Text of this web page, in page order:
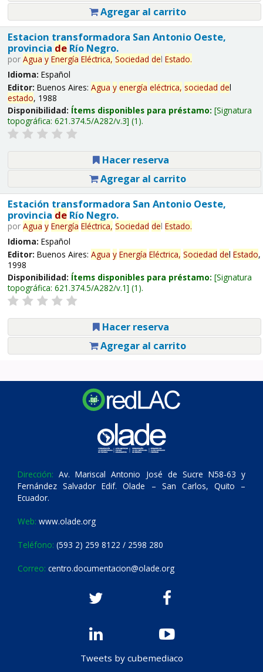
Agregar al carrito
Estacion transformadora San Antonio Oeste,
provincia deRío Negro.
por Agua y Energía Eléctrica, Sociedad del Estado.
Idioma: Español
Editor: Buenos Aires: Agua y energía eléctrica, sociedad del
estado, 1988
Disponibilidad: Ítems disponibles para préstamo: Signatura
topográfica: 621.374.5/A282/v.3 (1).
Hacer reserva
Agregar al carrito
Estación transformadora San Antonio Oeste,
provincia deRío Negro.
por Agua y Energía Eléctrica, Sociedad del Estado.
Idioma: Español
Editor: Buenos Aires: Agua y Energía Eléctrica, Sociedad del Estado,
1998
Disponibilidad: Ítems disponibles para préstamo: Signatura
topográfica: 621.374.5/A282/v.1 (1).
Hacer reserva
Agregar al carrito
Dirección: Av. Mariscal Antonio José de Sucre N58-63 y
Fernández Salvador Edif. Olade – San Carlos, Quito –
Ecuador.
Web: www.olade.org
Teléfono: (593 2) 259 8122 / 2598 280
Correo: centro.documentacion@olade.org
Tweets by cubemediaco